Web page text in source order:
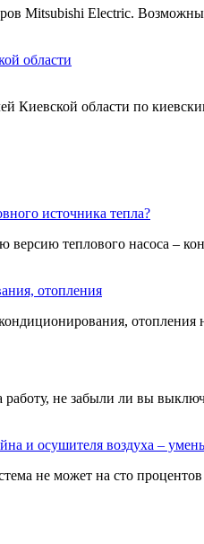
Mitsubishi Electric.
области
Киевской области по
источника тепла?
теплового насоса –
отопления
не забыли ли вы
и осушителя воздуха –
не может на сто